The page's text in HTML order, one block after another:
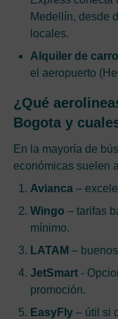
Medellín, desde
locales.
Alquiler de carro
el aeropuerto
¿Qué
Bogota y
En la mayoría de
económicas suelen
Avianca –
Wingo – tarifas
mínimo.
LATAM –
JetSmart -
promoción.
EasyFly – útil si